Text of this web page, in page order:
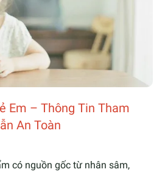
Em – Thông Tin Tham
An Toàn
có nguồn gốc từ nhân sâm,